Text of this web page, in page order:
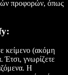
προφορών, όπως
κείμενο (ακόμη
Έτσι, γνωρίζετε
Η